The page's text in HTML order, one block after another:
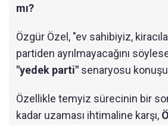
mı?
Özgür Özel, "ev sahibiyiz,
partiden ayrılmayacağını
"yedek parti" senaryosu
Özellikle temyiz sürecinin bir
kadar uzaması ihtimaline karşı,